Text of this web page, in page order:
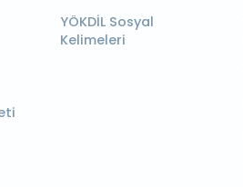
YÖKDİL Sosyal
Kelimeleri